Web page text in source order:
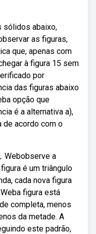
sólidos abaixo,
as figuras,
que, apenas com
à figura 15 sem
por
das figuras abaixo
opção que
é a alternativa a),
de acordo com o
Webobserve a
é um triângulo
cada nova figura
figura está
completa, menos
da metade. A
este padrão,